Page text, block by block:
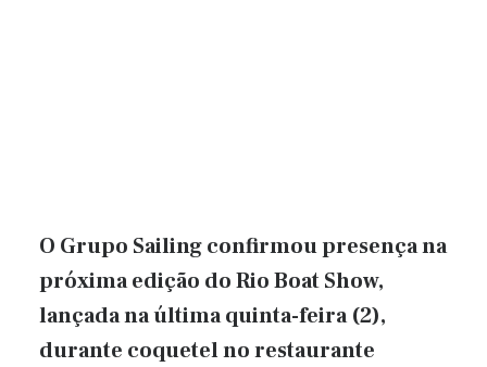
O Grupo Sailing confirmou presença na
próxima edição do Rio Boat Show,
lançada na última quinta-feira (2),
durante coquetel no restaurante